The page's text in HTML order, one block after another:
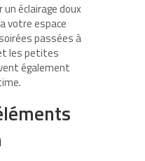
éclairage doux
votre espace
passées à
les petites
également